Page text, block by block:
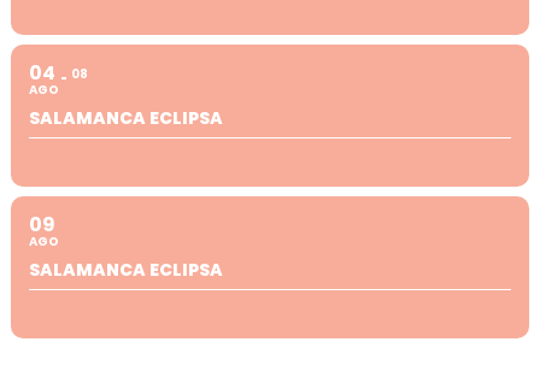
04
AGO
08
SALAMANCA ECLIPSA
09
AGO
SALAMANCA ECLIPSA